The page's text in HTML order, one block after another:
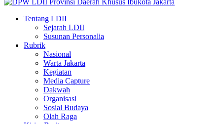
Tentang LDII
Sejarah LDII
Susunan Personalia
Rubrik
Nasional
Warta Jakarta
Kegiatan
Media Capture
Dakwah
Organisasi
Sosial Budaya
Olah Raga